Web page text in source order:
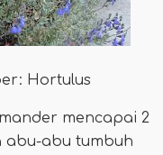
Hortulus
mencapai 2
abu-abu tumbuh